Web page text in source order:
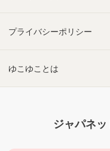
プライバシーポリシー
ゆこゆことは
ジャパネ